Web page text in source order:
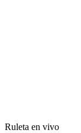
Ruleta en vivo